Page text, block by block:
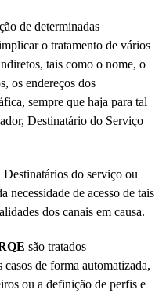
de determinadas
o tratamento de vários
tais como o nome, o
os endereços dos
sempre que haja para tal
Destinatário do Serviço
do serviço ou
necessidade de acesso de tais
dos canais em causa.
são tratados
de forma automatizada,
ou a definição de perfis e